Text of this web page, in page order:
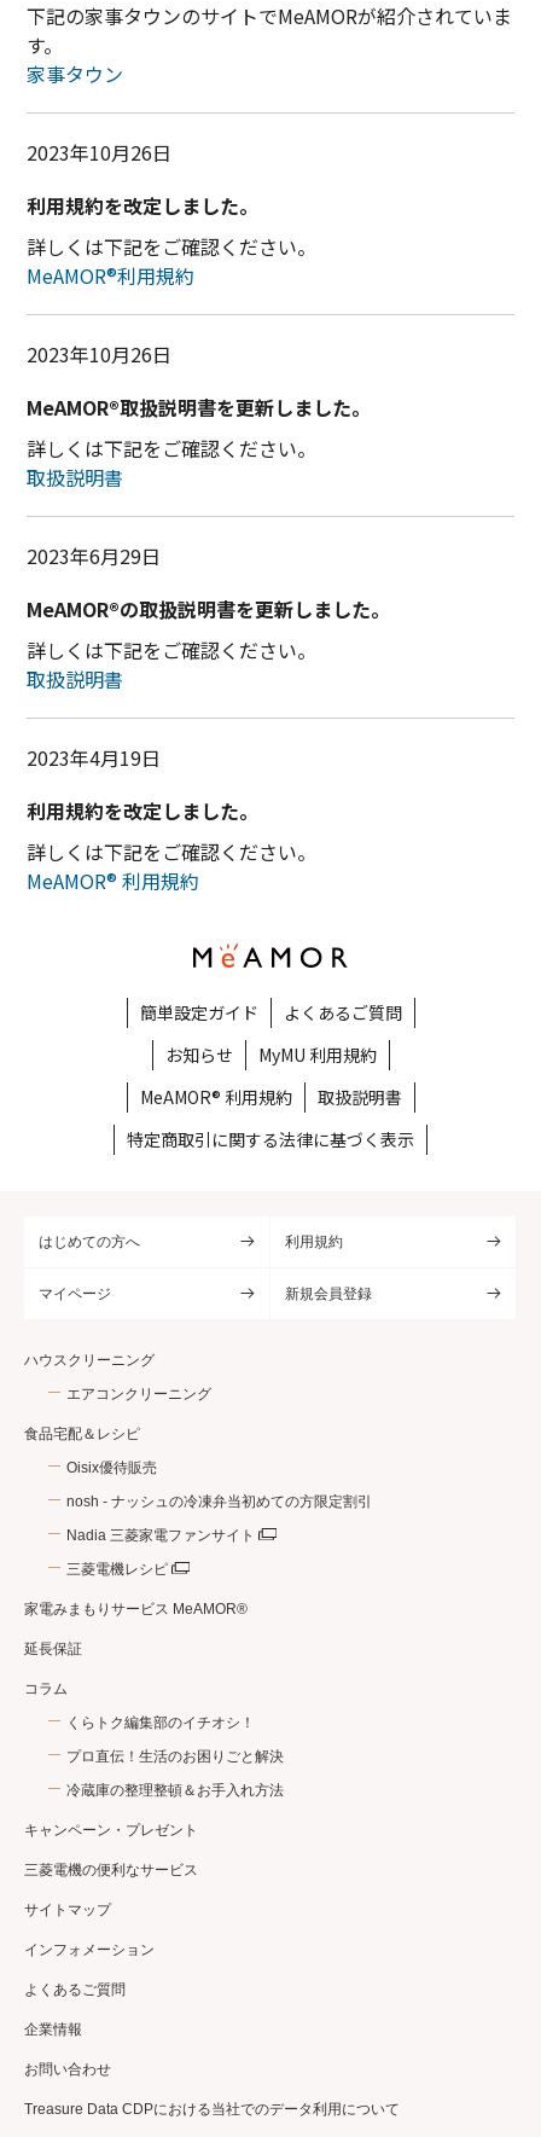
下記の家事タウンのサイトでMeAMORが紹介されていま
す。
家事タウン
2023年10月26日
利用規約を改定しました。
詳しくは下記をご確認ください。
MeAMOR®利用規約
2023年10月26日
MeAMOR®取扱説明書を更新しました。
詳しくは下記をご確認ください。
取扱説明書
2023年6月29日
MeAMOR®の取扱説明書を更新しました。
詳しくは下記をご確認ください。
取扱説明書
2023年4月19日
利用規約を改定しました。
詳しくは下記をご確認ください。
MeAMOR® 利用規約
簡単設定ガイド
よくあるご質問
お知らせ
MyMU 利用規約
MeAMOR® 利用規約
取扱説明書
特定商取引に関する法律に基づく表示
はじめての方へ 利用規約
マイページ 新規会員登録
ハウスクリーニング
エアコンクリーニング
食品宅配＆レシピ
Oisix優待販売
nosh - ナッシュの冷凍弁当初めての方限定割引
Nadia 三菱家電ファンサイト
三菱電機レシピ
家電みまもりサービス MeAMOR®
延長保証
コラム
くらトク編集部のイチオシ！
プロ直伝！生活のお困りごと解決
冷蔵庫の整理整頓＆お手入れ方法
キャンペーン・プレゼント
三菱電機の便利なサービス
サイトマップ
インフォメーション
よくあるご質問
企業情報
お問い合わせ
Treasure Data CDPにおける当社でのデータ利用について